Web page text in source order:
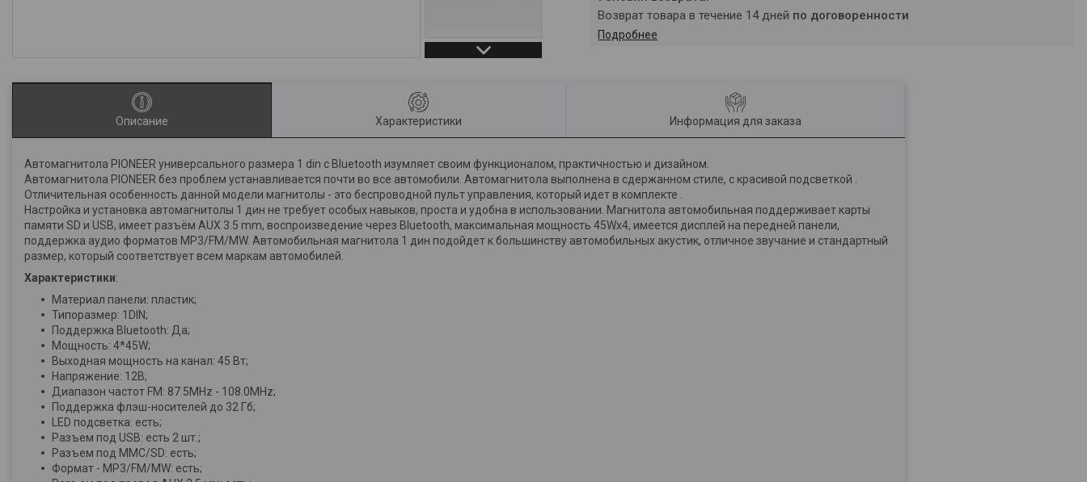
возврат товара в течение 14 дней по договоренности
Подробнее
Описание Характеристики Информация для заказа
Автомагнитола PIONEER универсального размера 1 din с Bluetooth изумляет своим функционалом, практичностью и дизайном.
Автомагнитола PIONEER без проблем устанавливается почти во все автомобили. Автомагнитола выполнена в сдержанном стиле, с красивой подсветкой .
Отличительная особенность данной модели магнитолы - это беспроводной пульт управления, который идет в комплекте .
Настройка и установка автомагнитолы 1 дин не требует особых навыков, проста и удобна в использовании. Магнитола автомобильная поддерживает карты
памяти SD и USB, имеет разъём AUX 3.5 mm, воспроизведение через Bluetooth, максимальная мощность 45Wx4, имеется дисплей на передней панели,
поддержка аудио форматов MP3/FM/MW. Автомобильная магнитола 1 дин подойдет к большинству автомобильных акустик, отличное звучание и стандартный
размер, который соответствует всем маркам автомобилей.
Характеристики:
Материал панели: пластик;
Типоразмер: 1DIN;
Поддержка Bluetooth: Да;
Мощность: 4*45W;
Выходная мощность на канал: 45 Вт;
Напряжение: 12В;
Диапазон частот FM: 87.5MHz - 108.0MHz;
Поддержка флэш-носителей до 32 Гб;
LED подсветка: есть;
Разъем под USB: есть 2 шт.;
Разъем под MMC/SD: есть;
Формат - MP3/FM/MW: есть;